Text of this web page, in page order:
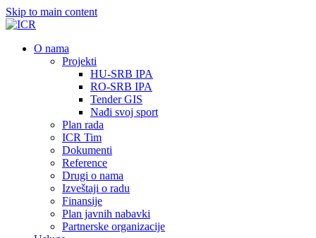
Skip to main content
О nama
Projekti
HU-SRB IPA
RO-SRB IPA
Tender GIS
Nađi svoj sport
Plan rada
ICR Tim
Dokumenti
Reference
Drugi o nama
Izveštaji o radu
Finansije
Plan javnih nabavki
Partnerske organizacije